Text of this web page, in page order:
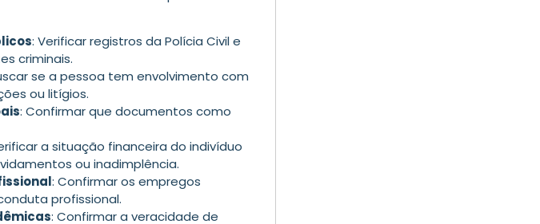
: Verificar registros da Polícia Civil e
criminais.
se a pessoa tem envolvimento com
ou litígios.
: Confirmar que documentos como
a situação financeira do indivíduo
ou inadimplência.
: Confirmar os empregos
profissional.
: Confirmar a veracidade de